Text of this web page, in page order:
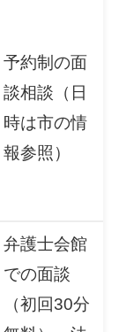
予約制の面
談相談（日
時は市の情
報参照）
弁護士会館
での面談
（初回30分